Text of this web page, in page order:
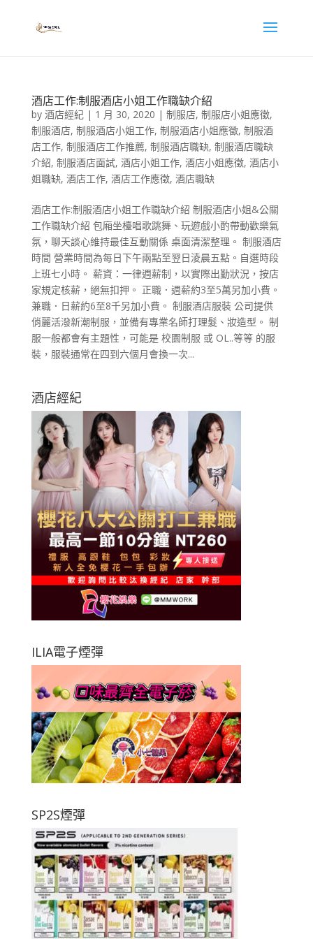
酒店工作:制服酒店小姐工作職缺介紹
by 酒店經紀| 1 月 30, 2020 | 制服店, 制服店小姐應徵,
制服酒店, 制服酒店小姐工作, 制服酒店小姐應徵, 制服酒
店工作, 制服酒店工作推薦, 制服酒店職缺, 制服酒店職缺
介紹, 制服酒店面試, 酒店小姐工作, 酒店小姐應徵, 酒店小
姐職缺, 酒店工作, 酒店工作應徵, 酒店職缺
酒店工作:制服酒店小姐工作職缺介紹 制服酒店小姐&公關
工作職缺介紹 ​包廂坐檯唱歌跳舞、玩遊戲小酌帶動歡樂氣
氛，聊天談心維持最佳互動關係 桌面清潔整理。 制服酒店
時間 營業時間為每日下午兩點至翌日淩晨五點。自選時段
上班七小時。 薪資：一律週薪制，以實際出勤狀況，按店
家規定核薪，絕無扣押。 正職．週薪約3至5萬另加小費。
兼職．日薪約6至8千另加小費。 制服酒店服裝 公司提供
俏麗活潑新潮制服，並備有專業名師打理髮、妝造型。 制
服一般都會有主題性，可能是 校園制服 或 OL..等等 的服
裝，服裝通常在四到六個月會換一次...
酒店經紀
ILIA電子煙彈
SP2S煙彈